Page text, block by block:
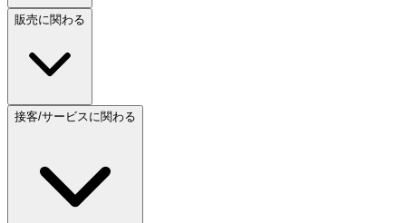
販売に関わる
接客/サービスに関わる